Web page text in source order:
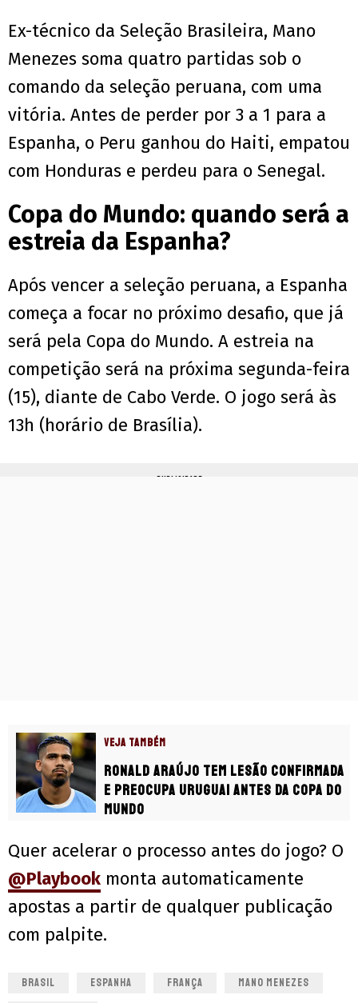
Ex-técnico da Seleção Brasileira, Mano
Menezes soma quatro partidas sob o
comando da seleção peruana, com uma
vitória. Antes de perder por 3 a 1 para a
Espanha, o Peru ganhou do Haiti, empatou
com Honduras e perdeu para o Senegal.
Copa do Mundo: quando será a
estreia da Espanha?
Após vencer a seleção peruana, a Espanha
começa a focar no próximo desafio, que já
será pela Copa do Mundo. A estreia na
competição será na próxima segunda-feira
(15), diante de Cabo Verde. O jogo será às
13h (horário de Brasília).
PUBLICIDADE
VEJA TAMBÉM
Ronald Araújo tem lesão confirmada
e preocupa Uruguai antes da Copa do
Mundo
Quer acelerar o processo antes do jogo? O
@Playbook monta automaticamente
apostas a partir de qualquer publicação
com palpite.
BRASIL ESPANHA FRANÇA MANO MENEZES